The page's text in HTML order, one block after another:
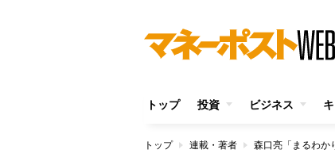
トップ 投資 ビジネス
トップ 連載・著者 森口亮「まるわか